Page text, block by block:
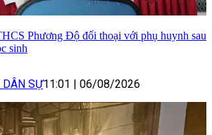
Phương Độ đối thoại với phụ huynh sau
sinh
DÂN SỰ11:01 06/08/2026